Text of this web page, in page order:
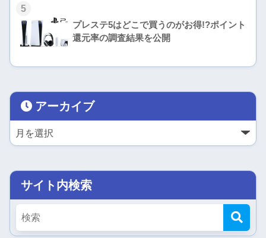
5
プレステ5はどこで買うのがお得!?ポイント
還元率の調査結果を公開
アーカイブ
サイト内検索